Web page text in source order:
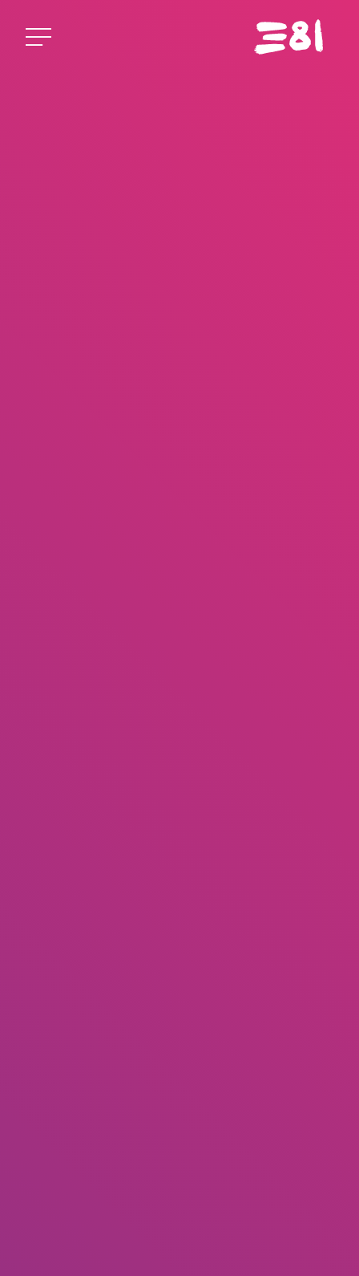
Startseite